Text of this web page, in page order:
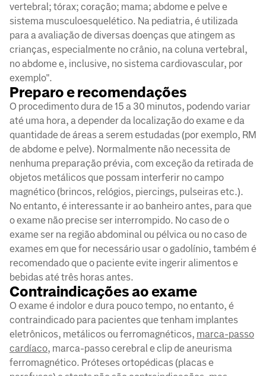
vertebral; tórax; coração; mama; abdome e pelve e
sistema musculoesquelético. Na pediatria, é utilizada
para a avaliação de diversas doenças que atingem as
crianças, especialmente no crânio, na coluna vertebral,
no abdome e, inclusive, no sistema cardiovascular, por
exemplo".
Preparo e recomendações
O procedimento dura de 15 a 30 minutos, podendo variar
até uma hora, a depender da localização do exame e da
quantidade de áreas a serem estudadas (por exemplo, RM
de abdome e pelve). Normalmente não necessita de
nenhuma preparação prévia, com exceção da retirada de
objetos metálicos que possam interferir no campo
magnético (brincos, relógios, piercings, pulseiras etc.).
No entanto, é interessante ir ao banheiro antes, para que
o exame não precise ser interrompido. No caso de o
exame ser na região abdominal ou pélvica ou no caso de
exames em que for necessário usar o gadolínio, também é
recomendado que o paciente evite ingerir alimentos e
bebidas até três horas antes.
Contraindicações ao exame
O exame é indolor e dura pouco tempo, no entanto, é
contraindicado para pacientes que tenham implantes
eletrônicos, metálicos ou ferromagnéticos, marca-passo
cardíaco, marca-passo cerebral e clip de aneurisma
ferromagnético. Próteses ortopédicas (placas e